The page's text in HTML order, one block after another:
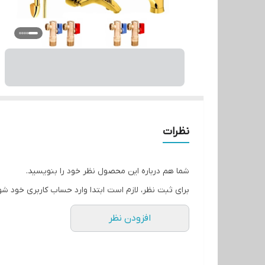
نظرات
شما هم درباره این محصول نظر خود را بنویسید.
برای ثبت نظر، لازم است ابتدا وارد حساب کاربری خود
افزودن نظر